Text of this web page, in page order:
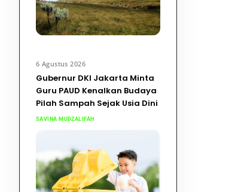
6 Agustus 2026
Gubernur DKI Jakarta Minta
Guru PAUD Kenalkan Budaya
Pilah Sampah Sejak Usia Dini
SAVINA MUDZALIFAH